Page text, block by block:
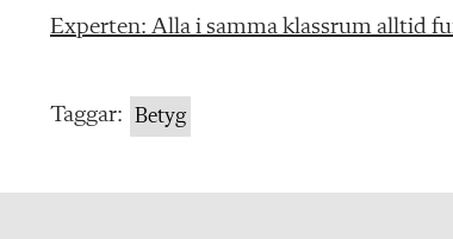
Experten: Alla i samma klassrum alltid
Taggar: Betyg